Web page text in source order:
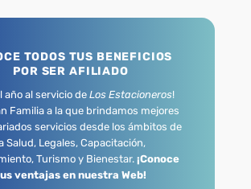
TODOS TUS BENEFICIOS
POR SER AFILIADO
año al servicio deLos Estacioneros!
Familia a la que brindamos mejores
servicios desde los ámbitos de
Salud, Legales, Capacitación,
Turismo y Bienestar.¡Conoce
ventajas en nuestra Web!